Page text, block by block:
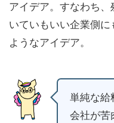
アイデア。すなわち
いていもいい企業側
ようなアイデア。
単純な給
会社が苦